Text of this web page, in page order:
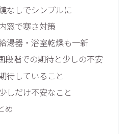
なしでシンプルに
内窓で寒さ対策
湯器・浴室乾燥も一新
段階での期待と少しの不安
待していること
しだけ不安なこと
め